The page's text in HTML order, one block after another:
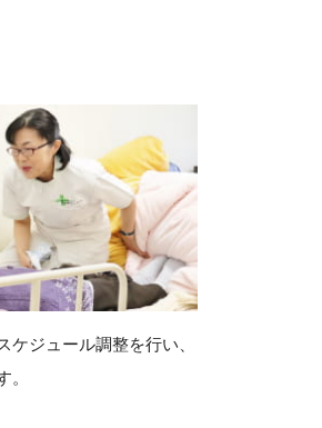
ケジュール調整を行い、
。